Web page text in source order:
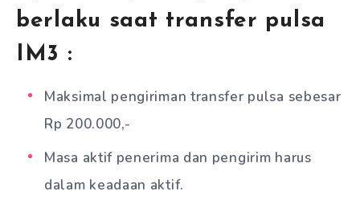
berlaku saat transfer pulsa
IM3 :
Maksimal pengiriman transfer pulsa sebesar
Rp 200.000,-
Masa aktif penerima dan pengirim harus
dalam keadaan aktif.